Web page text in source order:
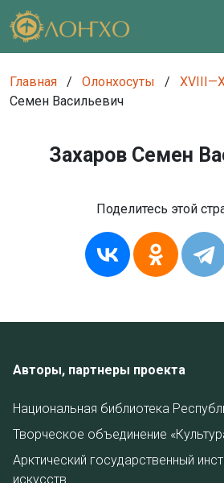
Главная / Олонхосуты /
Семен Васильевич
Захаров Семен
Поделитесь этой
Авторы, партнеры проекта
Национальная библиотека
Творческое объединение
Арктический государственный
искусств